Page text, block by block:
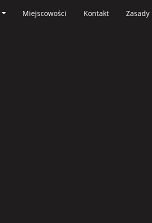
Miejscowości Kontakt Zasady